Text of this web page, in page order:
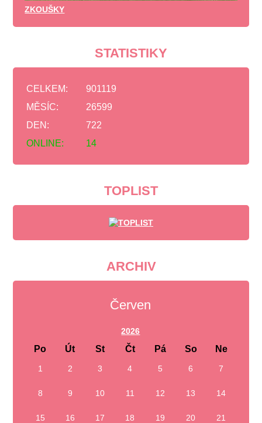
ZKOUŠKY
STATISTIKY
ONLINE: 14
CELKEM:
901119
MĚSÍC:
26599
DEN:
722
TOPLIST
ARCHIV
Červen
2026
Po Út St Čt Pá So Ne
1 2 3 4 5 6 7
8 9 10 11 12 13 14
15 16 17 18 19 20 21